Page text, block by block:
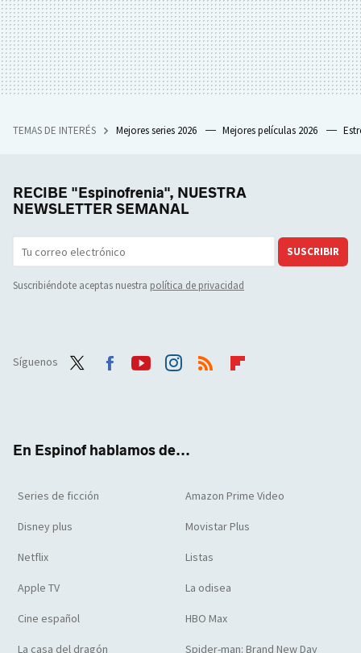
TEMAS DE INTERÉS Mejores series 2026 Mejores películas 2026
RECIBE "Espinofrenia", NUESTRA
NEWSLETTER SEMANAL
SUSCRIBIR
Suscribiéndote aceptas nuestra política de privacidad
Síguenos
En Espinof hablamos de...
Series de ficción Amazon Prime Video
Disney plus Movistar Plus
Netflix Listas
Apple TV La odisea
Cine español HBO Max
La casa del dragón Spider-man: Brand New Day